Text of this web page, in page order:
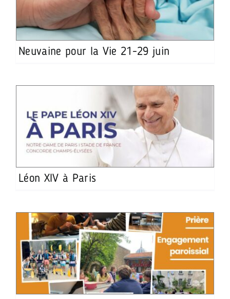
Neuvaine pour la Vie 21-29 juin
Léon XIV à Paris